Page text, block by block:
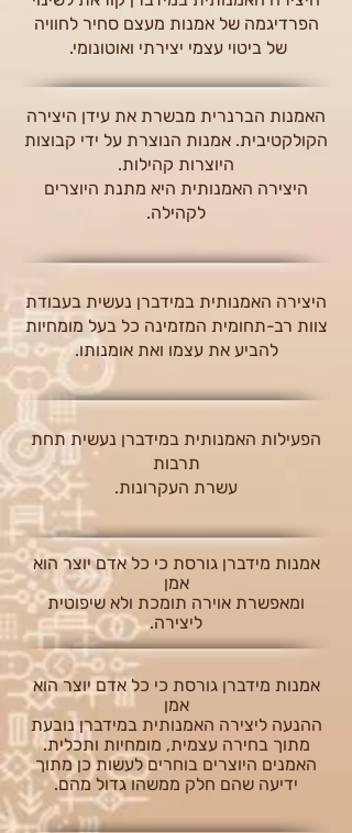
הפרדיגמה של אמנות מעצם סחיר לחוויה
של ביטוי עצמי יצירתי ואוטונומי.
האמנות הברנרית מבשרת את עידן היצירה
הקולקטיבית. אמנות הנוצרת על ידי קבוצות
היוצרות קהילות.
היצירה האמנותית היא מתנת היוצרים
לקהילה.
היצירה האמנותית במידברן נעשית בעבודת
צוות רב-תחומית המזמינה כל בעל מומחיות
להביע את עצמו ואת אומנותו.
הפעילות האמנותית במידברן נעשית תחת
תרבות
עשרת העקרונות.
אמנות מידברן גורסת כי כל אדם יוצר הוא
אמן
ומאפשרת אוירה תומכת ולא שיפוטית
ליצירה.
אמנות מידברן גורסת כי כל אדם יוצר הוא
אמן
ההנעה ליצירה האמנותית במידברן נובעת
מתוך בחירה עצמית, מומחיות ותכלית.
האמנים היוצרים בוחרים לעשות כן מתוך
ידיעה שהם חלק ממשהו גדול מהם.